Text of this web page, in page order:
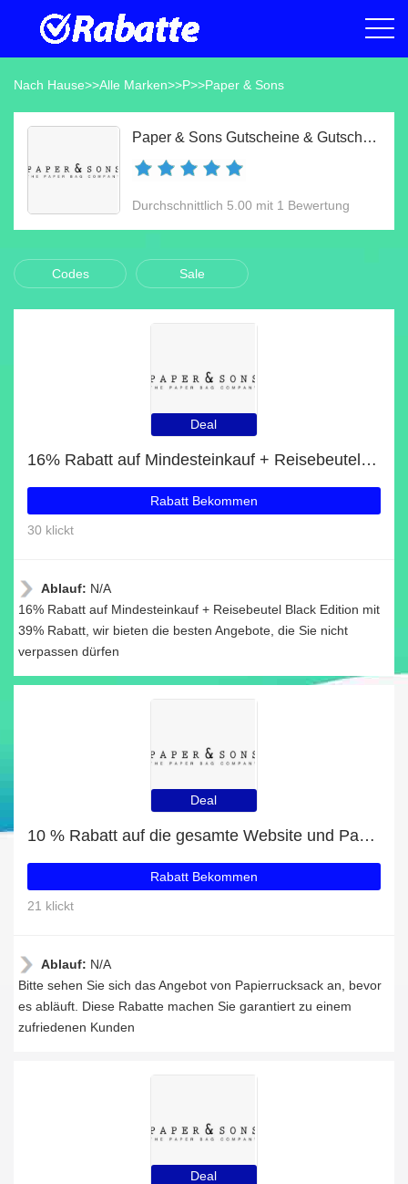
Nach Hause>>Alle Marken>>P>>Paper & Sons
Paper & Sons Gutscheine & Gutscheincodes Aug 2026
Durchschnittlich 5.00 mit 1 Bewertung
Codes Sale
Deal
16% Rabatt auf Mindesteinkauf + Reisebeutel Black Edition mit 39% Rabatt
Rabatt Bekommen
30 klickt
Ablauf: N/A
16% Rabatt auf Mindesteinkauf + Reisebeutel Black Edition mit
39% Rabatt, wir bieten die besten Angebote, die Sie nicht
verpassen dürfen
Deal
10 % Rabatt auf die gesamte Website und Papierrucksack mit 26% Rabatt
Rabatt Bekommen
21 klickt
Ablauf: N/A
Bitte sehen Sie sich das Angebot von Papierrucksack an, bevor
es abläuft. Diese Rabatte machen Sie garantiert zu einem
zufriedenen Kunden
Deal